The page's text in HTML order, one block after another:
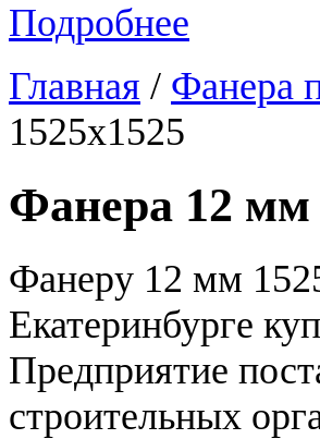
Подробнее
Главная / Фанера
1525х1525
Фанера 12 мм
Фанеру 12 мм
Екатеринбурге
Предприятие
строительных